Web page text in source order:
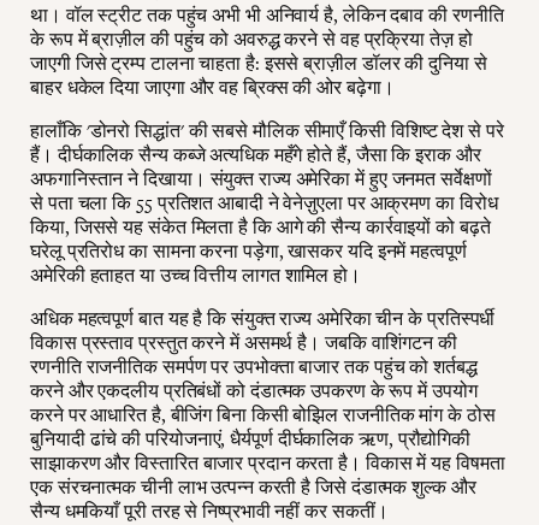
था। वॉल स्ट्रीट तक पहुंच अभी भी अनिवार्य है, लेकिन दबाव की रणनीति
के रूप में ब्राज़ील की पहुंच को अवरुद्ध करने से वह प्रक्रिया तेज़ हो
जाएगी जिसे ट्रम्प टालना चाहता है: इससे ब्राज़ील डॉलर की दुनिया से
बाहर धकेल दिया जाएगा और वह ब्रिक्स की ओर बढ़ेगा।
हालाँकि 'डोनरो सिद्धांत' की सबसे मौलिक सीमाएँ किसी विशिष्ट देश से परे
हैं। दीर्घकालिक सैन्य कब्जे अत्यधिक महँगे होते हैं, जैसा कि इराक और
अफगानिस्तान ने दिखाया। संयुक्त राज्य अमेरिका में हुए जनमत सर्वेक्षणों
से पता चला कि 55 प्रतिशत आबादी ने वेनेज़ुएला पर आक्रमण का विरोध
किया, जिससे यह संकेत मिलता है कि आगे की सैन्य कार्रवाइयों को बढ़ते
घरेलू प्रतिरोध का सामना करना पड़ेगा, खासकर यदि इनमें महत्वपूर्ण
अमेरिकी हताहत या उच्च वित्तीय लागत शामिल हो।
अधिक महत्वपूर्ण बात यह है कि संयुक्त राज्य अमेरिका चीन के प्रतिस्पर्धी
विकास प्रस्ताव प्रस्तुत करने में असमर्थ है। जबकि वाशिंगटन की
रणनीति राजनीतिक समर्पण पर उपभोक्ता बाजार तक पहुंच को शर्तबद्ध
करने और एकदलीय प्रतिबंधों को दंडात्मक उपकरण के रूप में उपयोग
करने पर आधारित है, बीजिंग बिना किसी बोझिल राजनीतिक मांग के ठोस
बुनियादी ढांचे की परियोजनाएं, धैर्यपूर्ण दीर्घकालिक ऋण, प्रौद्योगिकी
साझाकरण और विस्तारित बाजार प्रदान करता है। विकास में यह विषमता
एक संरचनात्मक चीनी लाभ उत्पन्न करती है जिसे दंडात्मक शुल्क और
सैन्य धमकियाँ पूरी तरह से निष्प्रभावी नहीं कर सकतीं।